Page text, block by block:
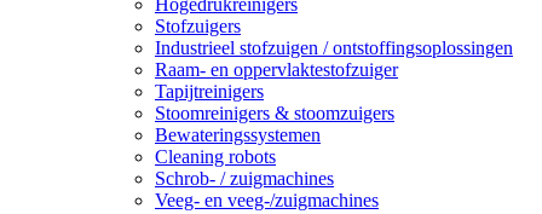
Hogedrukreinigers
Stofzuigers
Industrieel stofzuigen / ontstoffingsoplossingen
Raam- en oppervlaktestofzuiger
Tapijtreinigers
Stoomreinigers & stoomzuigers
Bewateringssystemen
Cleaning robots
Schrob- / zuigmachines
Veeg- en veeg-/zuigmachines